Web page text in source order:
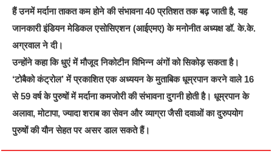
हैं उनमें मर्दाना ताकत कम होने की संभावना 40 प्रतिशत तक बढ़ जाती है, यह
जानकारी इंडियन मेडिकल एसोसिएशन (आईएमए) के मनोनीत अध्यक्ष डॉ. के.के.
अग्रवाल ने दी।
उन्होंने कहा कि धुएं में मौजूद निकोटीन विभिन्न अंगों को सिकोड़ सकता है।
‘टोबैको कंट्रोल’ में प्रकाशित एक अध्ययन के मुताबिक धूम्रपान करने वाले 16
से 59 वर्ष के पुरुषों में मर्दाना कमजोरी की संभावना दुगनी होती है। धूम्रपान के
अलावा, मोटापा, ज्यादा शराब का सेवन और व्याग्रा जैसी दवाओं का दुरुपयोग
पुरुषों की यौन सेहत पर असर डाल सकते हैं।